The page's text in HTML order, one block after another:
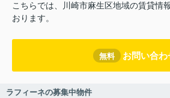
こちらでは、川崎市麻生区地域の賃貸情
おります。
無料 お問い合わ
ラフィーネの募集中物件